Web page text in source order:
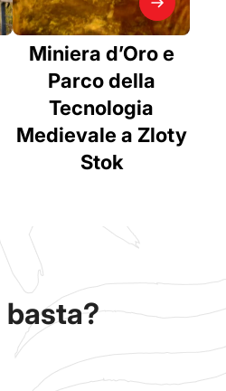
Miniera d’Oro e
Parco della
Tecnologia
Medievale a Zloty
Stok
basta?